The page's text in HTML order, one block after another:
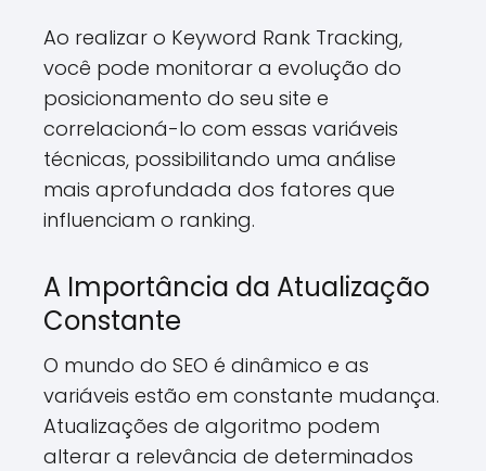
Ao realizar o Keyword Rank Tracking,
você pode monitorar a evolução do
posicionamento do seu site e
correlacioná-lo com essas variáveis
técnicas, possibilitando uma análise
mais aprofundada dos fatores que
influenciam o ranking.
A Importância da Atualização
Constante
O mundo do SEO é dinâmico e as
variáveis estão em constante mudança.
Atualizações de algoritmo podem
alterar a relevância de determinados